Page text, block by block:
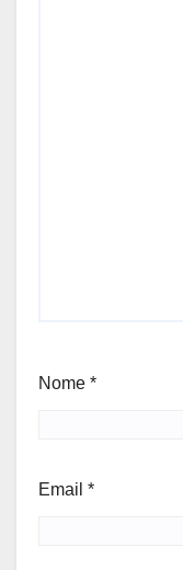
Nome *
Email *